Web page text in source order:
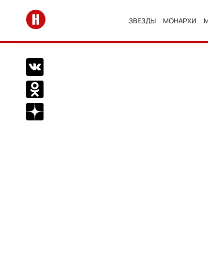
Перейти на главную
ЗВЕЗДЫ МОНАРХИ
Поделиться Вконтакте
Поделиться в Одноклассниках
Подписаться на нас в Дзен